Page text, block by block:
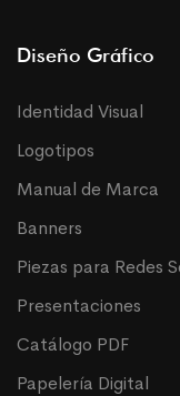
Diseño Gráfico
Identidad Visual
Logotipos
Manual de Marca
Banners
Piezas para Redes
Presentaciones
Catálogo PDF
Papelería Digital